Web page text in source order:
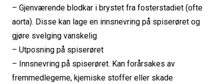
– Gjenværende blodkar i brystet fra fosterstadiet (ofte
aorta). Disse kan lage en innsnevring på spiserøret og
gjøre svelging vanskelig
– Utposning på spiserøret
– Innsnevring på spiserøret. Kan forårsakes av
fremmedlegeme, kjemiske stoffer eller skade